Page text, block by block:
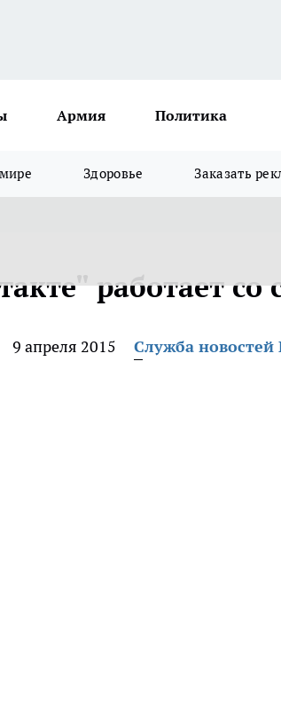
Армия Политика
Здоровье Заказать
работает со
9 апреля 2015
Служба